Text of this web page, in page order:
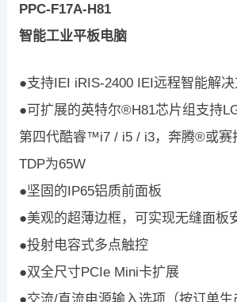
PPC-F17A-H81
智能工业平板电脑
●支持IEI iRIS-2400 IEI远程智能解决
●可扩展的英特尔®H81芯片组支持
第四代酷睿™i7 / i5 / i3，奔腾®或赛
TDP为65W
●坚固的IP65铝质前面板
●美观的超薄边框，可实现无缝面板
●投射电容式多点触控
●双全尺寸PCIe Mini卡扩展
●交流/直流电源输入选项（按订单生